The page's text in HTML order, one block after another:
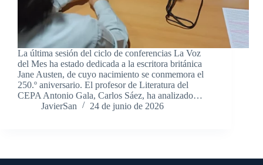
La última sesión del ciclo de conferencias La Voz
del Mes ha estado dedicada a la escritora británica
Jane Austen, de cuyo nacimiento se conmemora el
250.º aniversario. El profesor de Literatura del
CEPA Antonio Gala, Carlos Sáez, ha analizado…
JavierSan
24 de junio de 2026